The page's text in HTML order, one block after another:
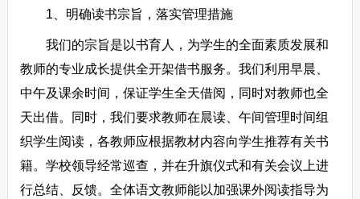
1、明确读书宗旨，落实管理措施
我们的宗旨是以书育人，为学生的全面素质发展和
教师的专业成长提供全开架借书服务。我们利用早晨、
中午及课余时间，保证学生全天借阅，同时对教师也全
天出借。同时，我们要求教师在晨读、午间管理时间组
织学生阅读，各教师应根据教材内容向学生推荐有关书
籍。学校领导经常巡查，并在升旗仪式和有关会议上进
行总结、反馈。全体语文教师能以加强课外阅读指导为